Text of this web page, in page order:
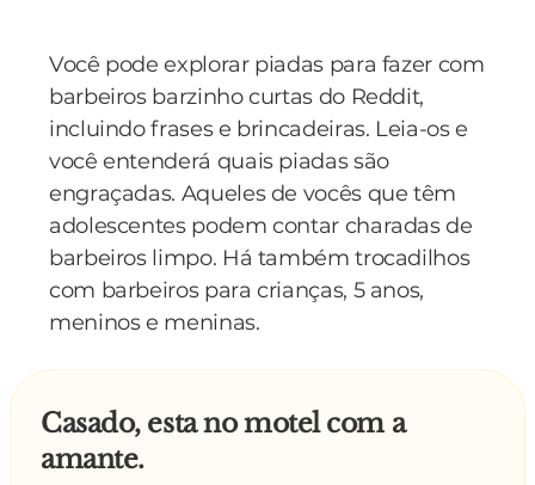
Você pode explorar piadas para fazer com
barbeiros barzinho curtas do Reddit,
incluindo frases e brincadeiras. Leia-os e
você entenderá quais piadas são
engraçadas. Aqueles de vocês que têm
adolescentes podem contar charadas de
barbeiros limpo. Há também trocadilhos
com barbeiros para crianças, 5 anos,
meninos e meninas.
Casado, esta no motel com a
amante.